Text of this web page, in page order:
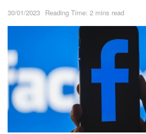
30/01/2023 Reading Time: 2 mins read